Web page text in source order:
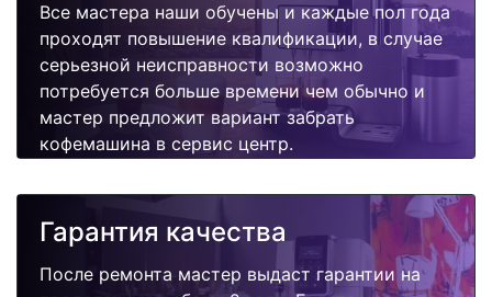
Все мастера наши обучены и каждые пол года
проходят повышение квалификации, в случае
серьезной неисправности возможно
потребуется больше времени чем обычно и
мастер предложит вариант забрать
кофемашина в сервис центр.
Гарантия качества
После ремонта мастер выдаст гарантии на